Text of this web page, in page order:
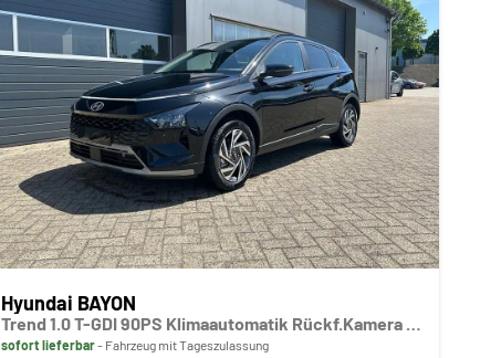
Hyundai BAYON
Trend 1.0 T-GDI 90PS Klimaautomatik Rückf.Kamera Parksensoren Sitzheizung Lenkradheizung Bluetooth Touchscreen Tempomat Apple CarPlay + Android Auto 16"LM
sofort lieferbar Fahrzeug mit Tageszulassung